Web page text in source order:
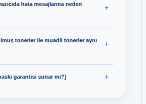
hata mesajlarına neden
tonerler ile muadil tonerler aynı
garantisi sunar mı?]